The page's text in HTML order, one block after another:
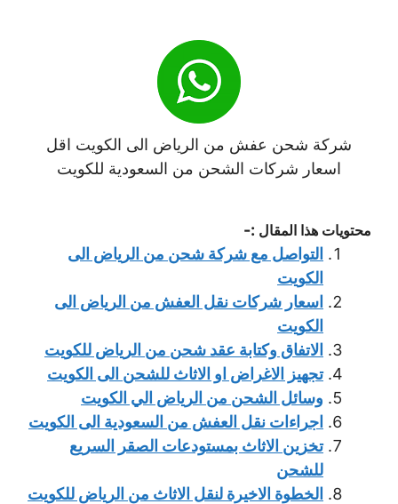
شركة شحن عفش من الرياض الى الكويت اقل
اسعار شركات الشحن من السعودية للكويت
محتويات هذا المقال :-
التواصل مع شركة شحن من الرياض الى
الكويت
اسعار شركات نقل العفش من الرياض الى
الكويت
الاتفاق وكتابة عقد شحن من الرياض للكويت
تجهيز الاغراض او الاثاث للشحن الى الكويت
وسائل الشحن من الرياض الي الكويت
اجراءات نقل العفش من السعودية الى الكويت
تخزين الاثاث بمستودعات الصقر السريع
للشحن
الخطوة الاخيرة لنقل الاثاث من الرياض للكويت